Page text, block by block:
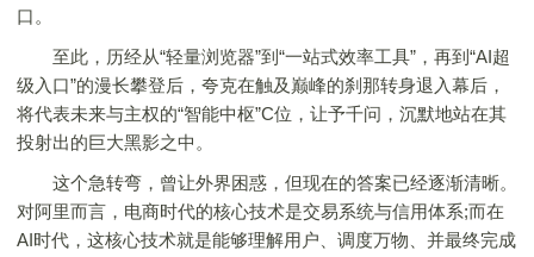
口。
至此，历经从“轻量浏览器”到“一站式效率工具”，再到“AI超
级入口”的漫长攀登后，夸克在触及巅峰的刹那转身退入幕后，
将代表未来与主权的“智能中枢”C位，让予千问，沉默地站在其
投射出的巨大黑影之中。
这个急转弯，曾让外界困惑，但现在的答案已经逐渐清晰。
对阿里而言，电商时代的核心技术是交易系统与信用体系;而在
AI时代，这核心技术就是能够理解用户、调度万物、并最终完成